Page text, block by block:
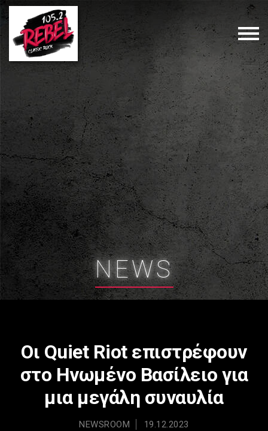
NEWS
Οι Quiet Riot επιστρέφουν
στο Ηνωμένο Βασίλειο για
μια μεγάλη συναυλία
NEWSROOM 19.12.2023